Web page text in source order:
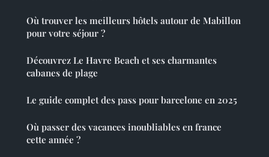
Où trouver les meilleurs hôtels autour de Mabillon
pour votre séjour ?
Découvrez Le Havre Beach et ses charmantes
cabanes de plage
Le guide complet des pass pour barcelone en 2025
Où passer des vacances inoubliables en france
cette année ?